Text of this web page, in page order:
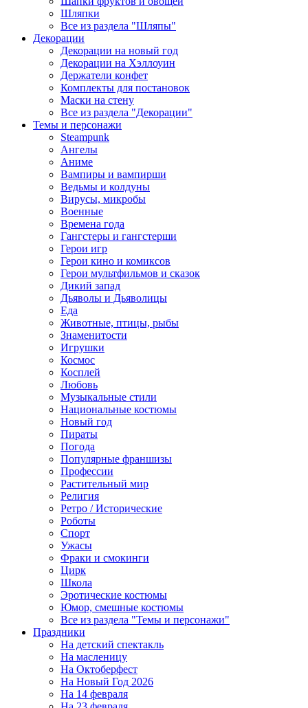
Шляпки
Все из раздела "Шляпы"
Декорации
Декорации на новый год
Декорации на Хэллоуин
Держатели конфет
Комплекты для постановок
Маски на стену
Все из раздела "Декорации"
Темы и персонажи
Steampunk
Ангелы
Аниме
Вампиры и вампирши
Ведьмы и колдуны
Вирусы, микробы
Военные
Времена года
Гангстеры и гангстерши
Герои игр
Герои кино и комиксов
Герои мультфильмов и сказок
Дикий запад
Дьяволы и Дьяволицы
Еда
Животные, птицы, рыбы
Знаменитости
Игрушки
Космос
Косплей
Любовь
Музыкальные стили
Национальные костюмы
Новый год
Пираты
Погода
Популярные франшизы
Профессии
Растительный мир
Религия
Ретро / Исторические
Роботы
Спорт
Ужасы
Фраки и смокинги
Цирк
Школа
Эротические костюмы
Юмор, смешные костюмы
Все из раздела "Темы и персонажи"
Праздники
На детский спектакль
На масленицу
На Октоберфест
На Новый Год 2026
На 14 февраля